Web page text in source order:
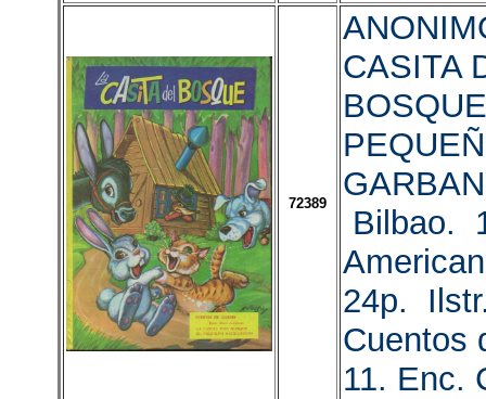
72389
CASITA
Bilbao.
24p.
Cuentos
11. Enc.